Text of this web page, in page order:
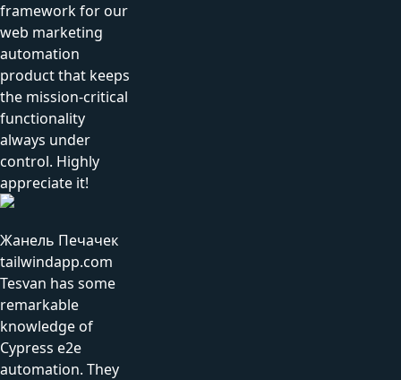
framework for our
web marketing
automation
product that keeps
the mission-critical
functionality
always under
control. Highly
appreciate it!
Жанель Печачек
tailwindapp.com
Tesvan has some
remarkable
knowledge of
Cypress e2e
automation. They